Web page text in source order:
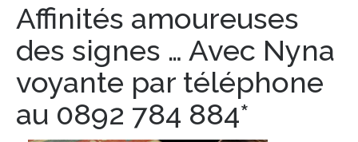
Affinités amoureuses
des signes … Avec Nyna
voyante par téléphone
au 0892 784 884*